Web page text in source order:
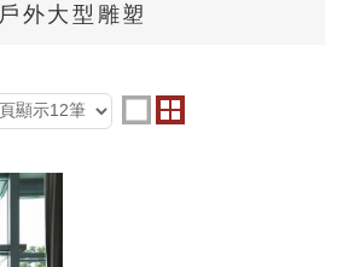
戶外大型雕塑